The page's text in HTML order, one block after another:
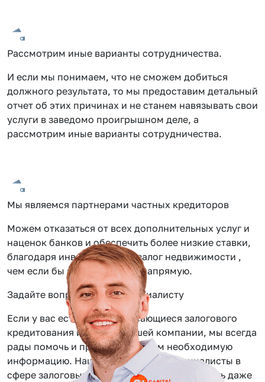
Рассмотрим иные варианты сотрудничества.
И если мы понимаем, что не сможем добиться
должного результата, то мы предоставим детальный
отчет об этих причинах и не станем навязывать свои
услуги в заведомо проигрышном деле, а
рассмотрим иные варианты сотрудничества.
Мы являемся партнерами частных кредиторов
Можем отказаться от всех дополнительных услуг и
наценок банков и обеспечить более низкие ставки,
благодаря инвестиции под залог недвижимости ,
чем если бы вы обращались напрямую.
Задайте вопрос нашему специалисту
Если у вас есть вопросы касающиеся залогового
кредитования или услуг нашей компании, мы всегда
рады помочь и предоставить вам необходимую
информацию. Наши сотрудники — специалисты в
сфере залоговых займов, помогут вам решить даже